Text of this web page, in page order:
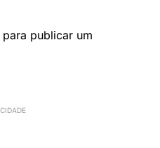
para publicar um